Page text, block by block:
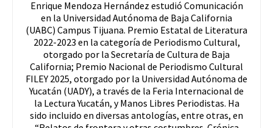
Enrique Mendoza Hernández estudió Comunicación
en la Universidad Autónoma de Baja California
(UABC) Campus Tijuana. Premio Estatal de Literatura
2022-2023 en la categoría de Periodismo Cultural,
otorgado por la Secretaría de Cultura de Baja
California; Premio Nacional de Periodismo Cultural
FILEY 2025, otorgado por la Universidad Autónoma de
Yucatán (UADY), a través de la Feria Internacional de
la Lectura Yucatán, y Manos Libres Periodistas. Ha
sido incluido en diversas antologías, entre otras, en